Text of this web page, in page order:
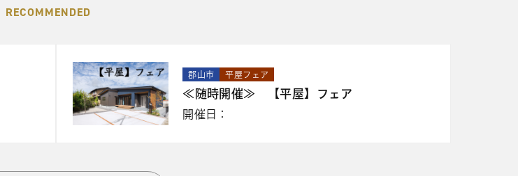
RECOMMENDED
郡山市 平屋フェア
≪随時開催≫ 【平屋】フェア
開催日：